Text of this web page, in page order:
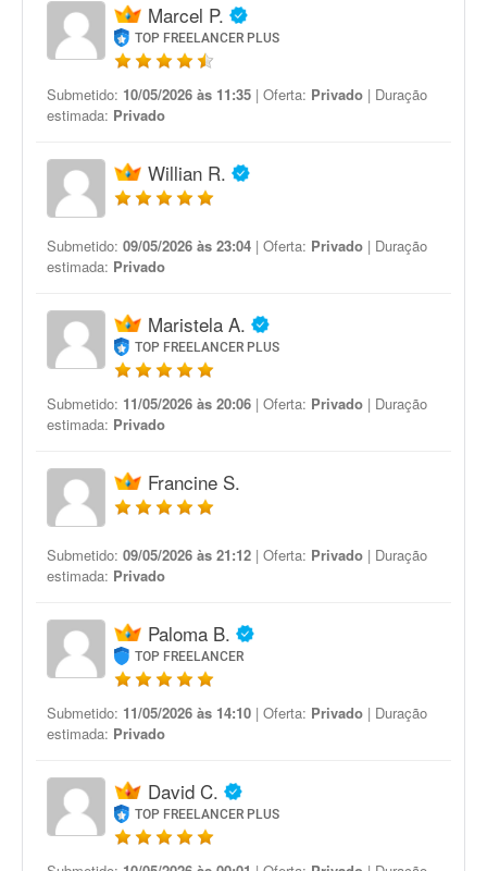
Marcel P.
TOP FREELANCER PLUS
Submetido: 10/05/2026 às 11:35 | Oferta: Privado | Duração
estimada: Privado
Willian R.
Submetido: 09/05/2026 às 23:04 | Oferta: Privado | Duração
estimada: Privado
Maristela A.
TOP FREELANCER PLUS
Submetido: 11/05/2026 às 20:06 | Oferta: Privado | Duração
estimada: Privado
Francine S.
Submetido: 09/05/2026 às 21:12 | Oferta: Privado | Duração
estimada: Privado
Paloma B.
TOP FREELANCER
Submetido: 11/05/2026 às 14:10 | Oferta: Privado | Duração
estimada: Privado
David C.
TOP FREELANCER PLUS